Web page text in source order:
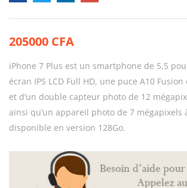
205000 CFA
iPhone 7 Plus est un smartphone de 5,5
écran IPS LCD Full HD, une puce A10
et d’un double capteur photo de 12
ainsi qu’un appareil photo de 7 mégapixels
disponible en version 128Go.